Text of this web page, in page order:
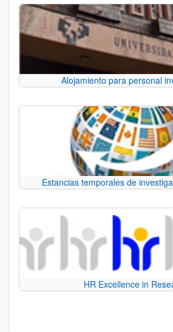
Alojamiento para personal
Estancias temporales de
HR Excellence in